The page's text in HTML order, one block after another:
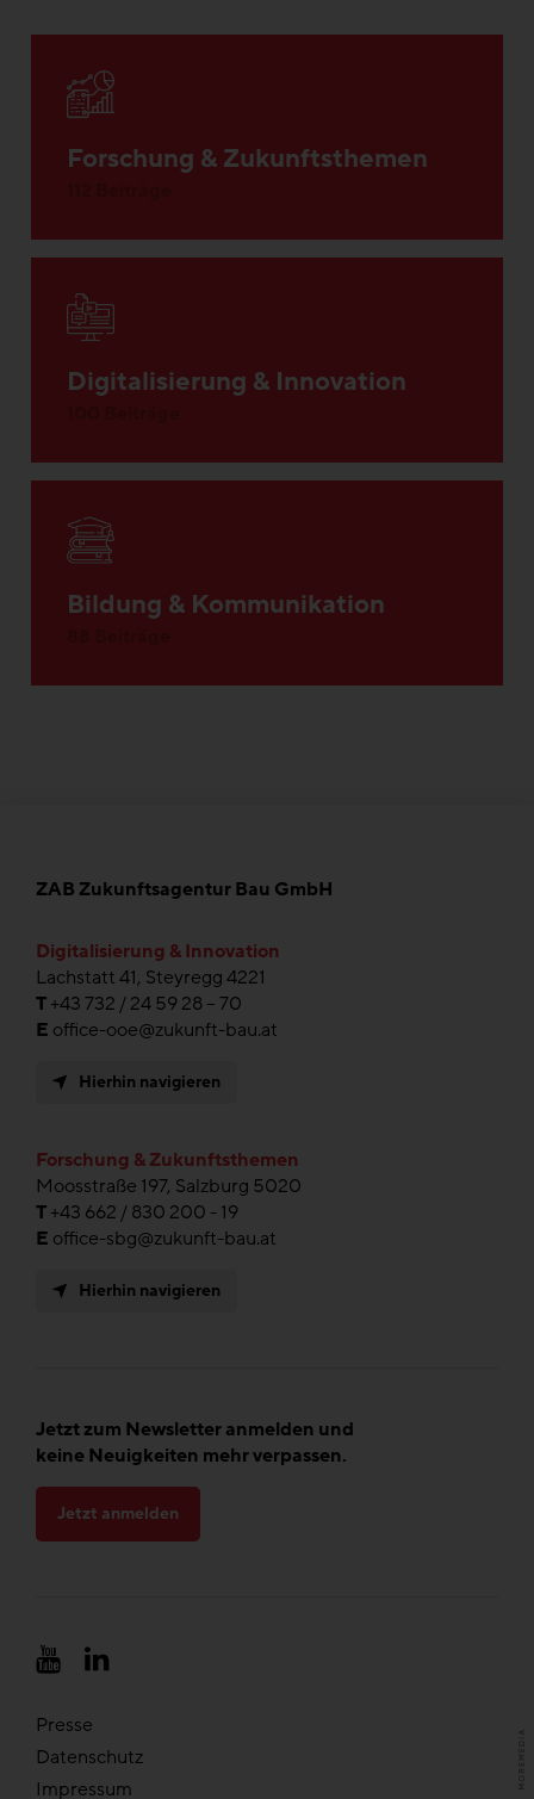
Forschung & Zukunftsthemen
Digitalisierung & Innovation
Bildung & Kommunikation
ZAB Zukunftsagentur Bau GmbH
Digitalisierung & Innovation
Lachstatt 41, Steyregg 4221
T+43 732 / 24 59 28 – 70
E office-ooe@zukunft-bau.at
Hierhin navigieren
Forschung & Zukunftsthemen
Moosstraße 197, Salzburg 5020
T+43 662 / 830 200 - 19
E office-sbg@zukunft-bau.at
Hierhin navigieren
Jetzt zum Newsletter anmelden und
keine Neuigkeiten mehr verpassen.
Jetzt anmelden
Presse
Datenschutz
Impressum